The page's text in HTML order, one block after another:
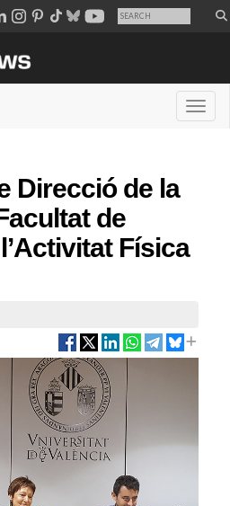
Direcció de la
de
Física